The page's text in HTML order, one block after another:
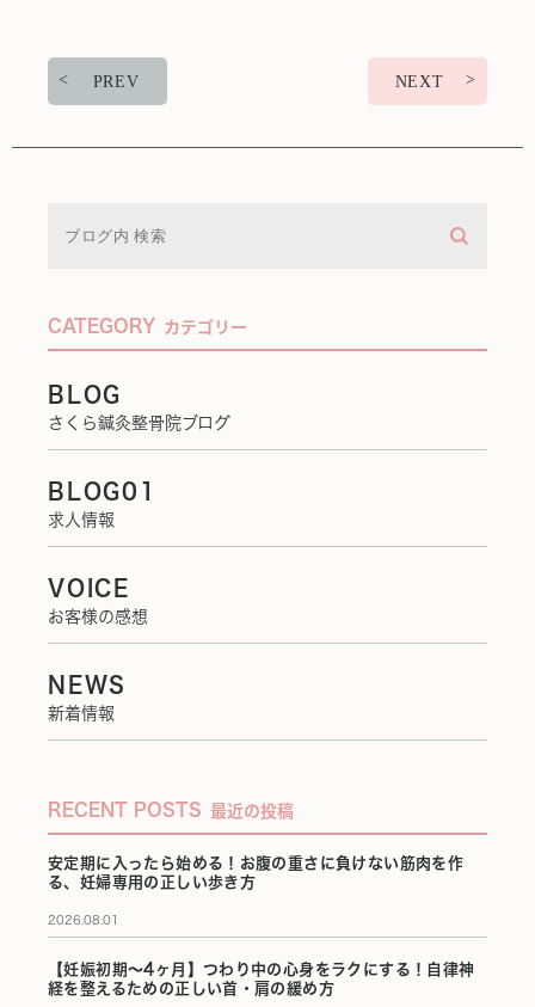
PREV NEXT
CATEGORY カテゴリー
BLOG
さくら鍼灸整骨院ブログ
BLOG01
求人情報
VOICE
お客様の感想
NEWS
新着情報
RECENT POSTS 最近の投稿
安定期に入ったら始める！お腹の重さに負けない筋肉を作
る、妊婦専用の正しい歩き方
2026.08.01
【妊娠初期〜4ヶ月】つわり中の心身をラクにする！自律神
経を整えるための正しい首・肩の緩め方